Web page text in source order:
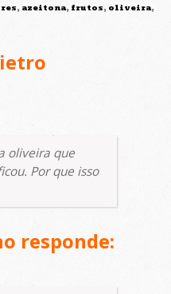
, azeitona, frutos, oliveira,
oliveira que
Por que isso
responde: